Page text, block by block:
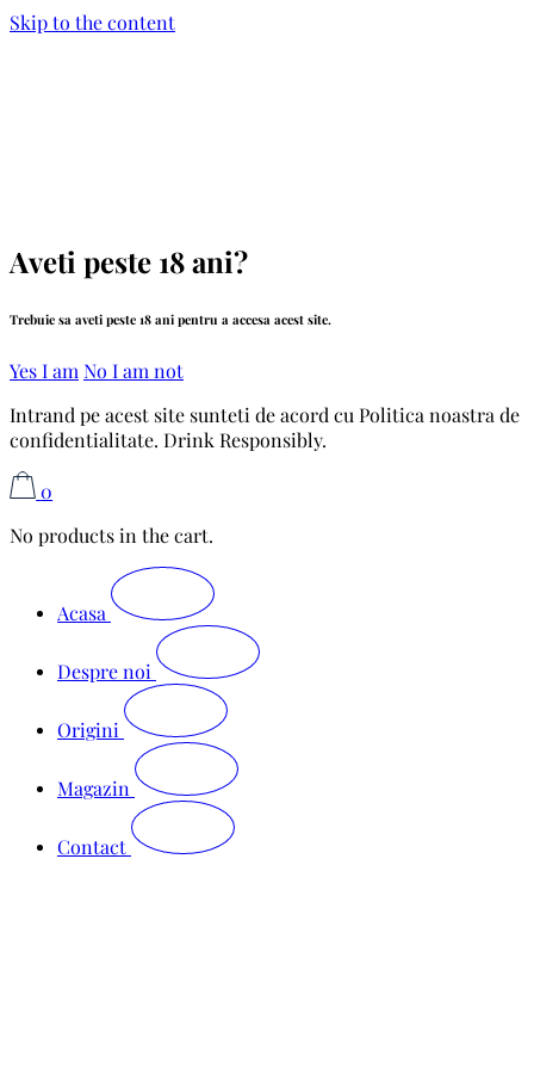
Skip to the content
Aveti peste 18 ani?
Trebuie sa aveti peste 18 ani pentru a accesa acest site.
Yes I am No I am not
Intrand pe acest site sunteti de acord cu Politica noastra de
confidentialitate. Drink Responsibly.
0
No products in the cart.
Acasa
Despre noi
Origini
Magazin
Contact